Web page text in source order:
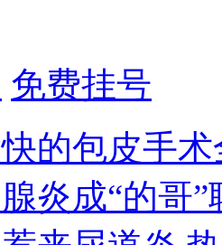
免费挂号
的包皮手
炎成“的哥”